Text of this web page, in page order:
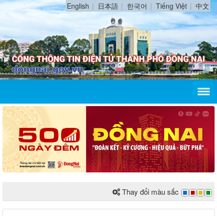
English 日本語 한국어 Tiếng Việt 中文
Thay đổi màu sắc